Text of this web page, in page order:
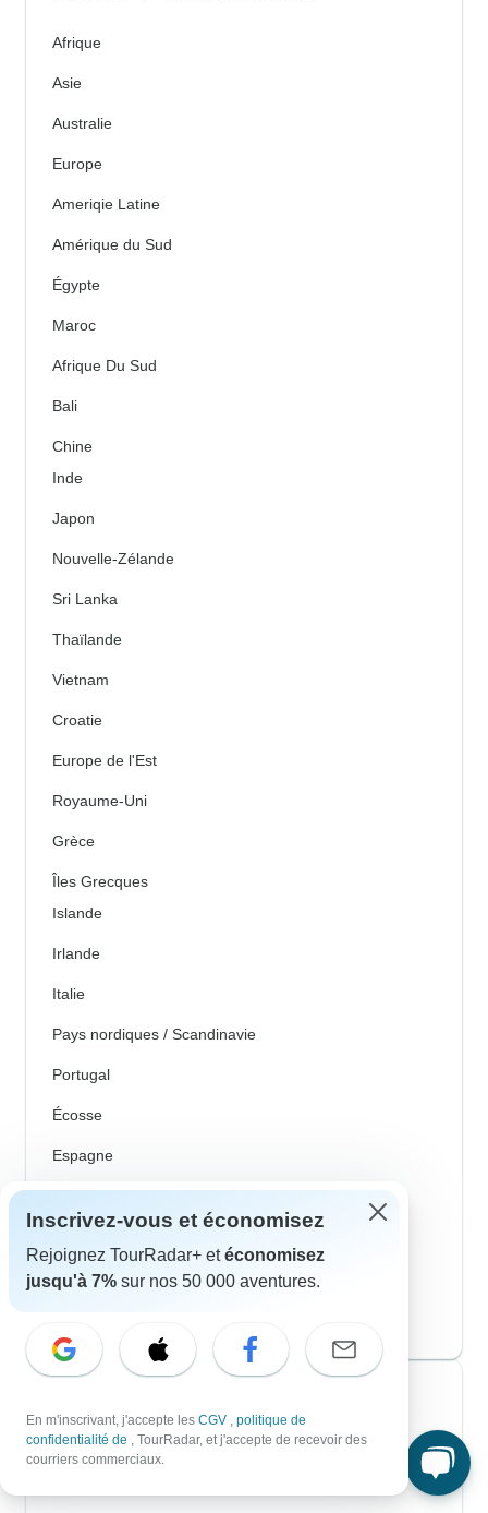
Afrique
Asie
Australie
Europe
Ameriqie Latine
Amérique du Sud
Égypte
Maroc
Afrique Du Sud
Bali
Chine
Inde
Japon
Nouvelle-Zélande
Sri Lanka
Thaïlande
Vietnam
Croatie
Europe de l'Est
Royaume-Uni
Grèce
Îles Grecques
Islande
Irlande
Italie
Pays nordiques / Scandinavie
Portugal
Écosse
Espagne
Turquie
Costa Rica
Contiki
Inscrivez-vous et économisez
Rejoignez TourRadar+ etéconomisez
jusqu'à 7% sur nos 50 000 aventures.
En m'inscrivant, j'accepte les CGV , politique de
confidentialité de , TourRadar, et j'accepte de recevoir des
courriers commerciaux.